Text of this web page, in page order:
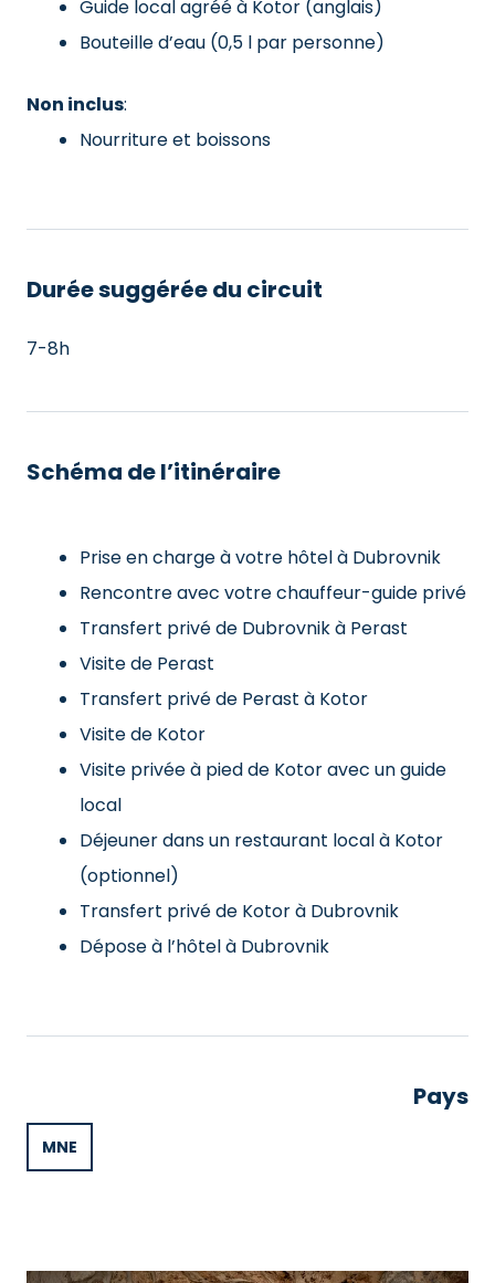
Guide local agréé à Kotor (anglais)
Bouteille d’eau (0,5 l par personne)
Non inclus:
Nourriture et boissons
Durée suggérée du circuit
7-8h
Schéma de l’itinéraire
Prise en charge à votre hôtel à Dubrovnik
Rencontre avec votre chauffeur-guide privé
Transfert privé de Dubrovnik à Perast
Visite de Perast
Transfert privé de Perast à Kotor
Visite de Kotor
Visite privée à pied de Kotor avec un guide
local
Déjeuner dans un restaurant local à Kotor
(optionnel)
Transfert privé de Kotor à Dubrovnik
Dépose à l’hôtel à Dubrovnik
Pays
MNE